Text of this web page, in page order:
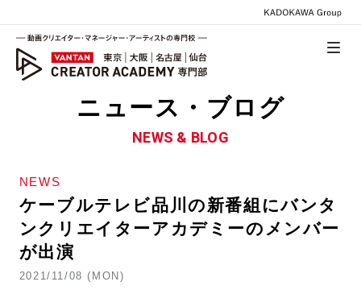
ニュース・ブログ
NEWS & BLOG
NEWS
ケーブルテレビ品川の新番組にバンタ
ンクリエイターアカデミーのメンバー
が出演
2021/11/08 (MON)